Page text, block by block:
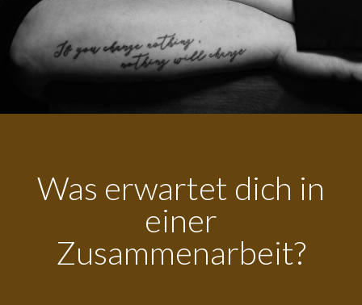
Was erwartet dich in
einer
Zusammenarbeit?